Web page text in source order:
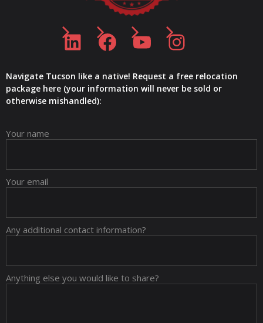
Navigate Tucson like a native! Request a free relocation
package here (your information will never be sold or
otherwise mishandled):
Your name
Your email
Any additional contact information?
Anything else you would like to share?